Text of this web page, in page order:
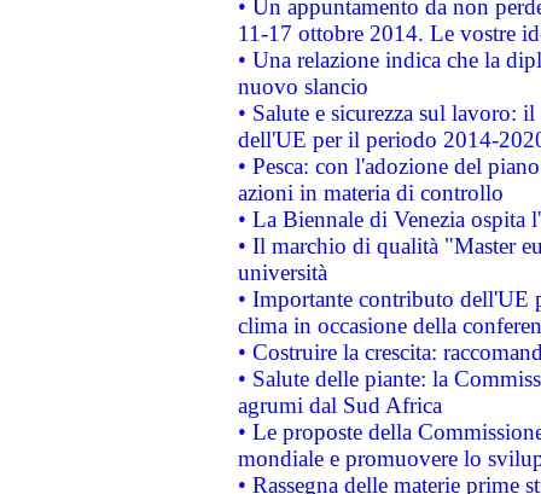
• Un appuntamento da non
11-17 ottobre 2014. Le vostre
• Una relazione indica che la
nuovo slancio
• Salute e sicurezza sul lavoro:
dell'UE per il periodo 2014-
• Pesca: con l'adozione del
azioni in materia di controllo
• La Biennale di Venezia ospita
• Il marchio di qualità "Master
università
• Importante contributo dell'UE
clima in occasione della
• Costruire la crescita:
• Salute delle piante: la
agrumi dal Sud Africa
• Le proposte della
mondiale e promuovere lo
• Rassegna delle materie prime